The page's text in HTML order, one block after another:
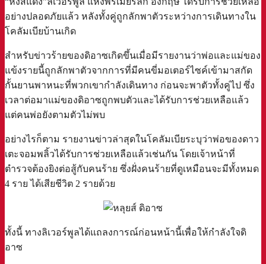
อย่างปลอดภัยแล้ว หลังทั้งคู่ถูกลักพาตัวระหว่างการเดินทางใน
โคลัมเบียบ้านเกิด
สำหรับข่าวร้ายของดิอาซเกิดขึ้นเมื่อมีรายงานว่าพ่อและแม่ของ
แข้งรายนี้ถูกลักพาตัวจากการที่มีคนขี่มอเตอร์ไซค์เข้ามาสกัด
กั้นยานพาหนะที่พวกเขากำลังเดินทาง ก่อนจะพาตัวทั้งคู่ไป ซึ่ง
เวลาต่อมาแม่ของดิอาซถูกพบตัวและได้รับการช่วยเหลือแล้ว
แต่คนพ่อยังตามตัวไม่พบ
อย่างไรก็ตาม รายงานข่าวล่าสุดในโคลัมเบียระบุว่าพ่อของดาว
เตะจอมพลิ้วได้รับการช่วยเหลือแล้วเช่นกัน โดยเจ้าหน้าที่
ตำรวจต้องยิงต่อสู้กับคนร้าย ซึ่งฝั่งคนร้ายที่ดูเหมือนจะมีทั้งหมด
4 ราย ได้เสียชีวิต 2 รายด้วย
ทั้งนี้ ทางลิเวอร์พูลได้แถลงการณ์ก่อนหน้านี้เพื่อให้กำลังใจดิ
อาซ